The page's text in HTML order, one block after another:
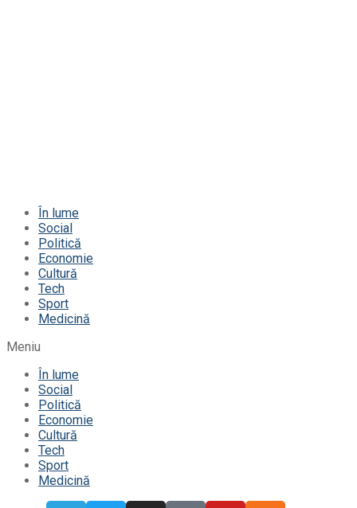
În lume
Social
Politică
Economie
Cultură
Tech
Sport
Medicină
Meniu
În lume
Social
Politică
Economie
Cultură
Tech
Sport
Medicină